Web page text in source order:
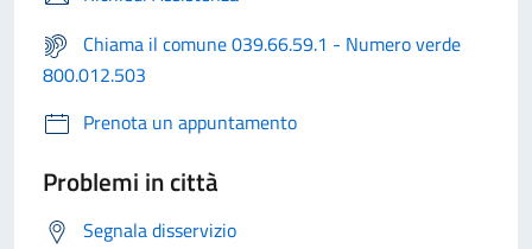
Chiama il comune 039.66.59.1 - Numero verde
800.012.503
Prenota un appuntamento
Problemi in città
Segnala disservizio